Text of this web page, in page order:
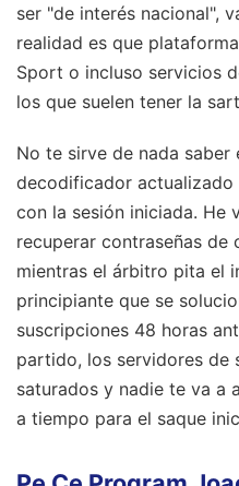
ser "de interés nacional",
realidad es que
Sport o incluso servicios
los que suelen tener la
No te sirve de nada saber
decodificador
con la sesión iniciada. He
recuperar contraseñas de
mientras el árbitro pita el
principiante que se
suscripciones 48 horas
partido, los servidores de
saturados y nadie te va a
a tiempo para el saque